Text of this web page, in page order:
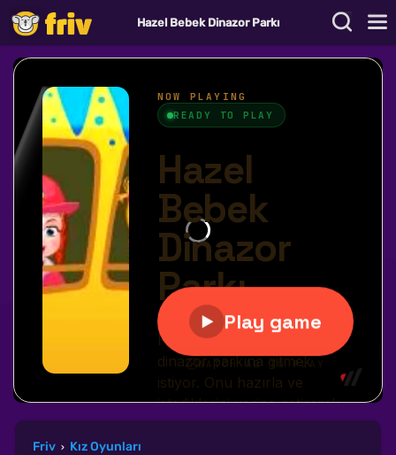
Hazel Bebek Dinazor Parkı
Friv › Kız Oyunları